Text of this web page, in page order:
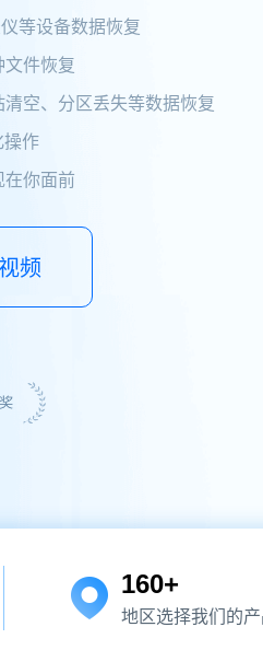
等设备数据恢复
文件恢复
空、分区丢失等数据恢复
操作
在你面前
频
160+
地区选择我们的产